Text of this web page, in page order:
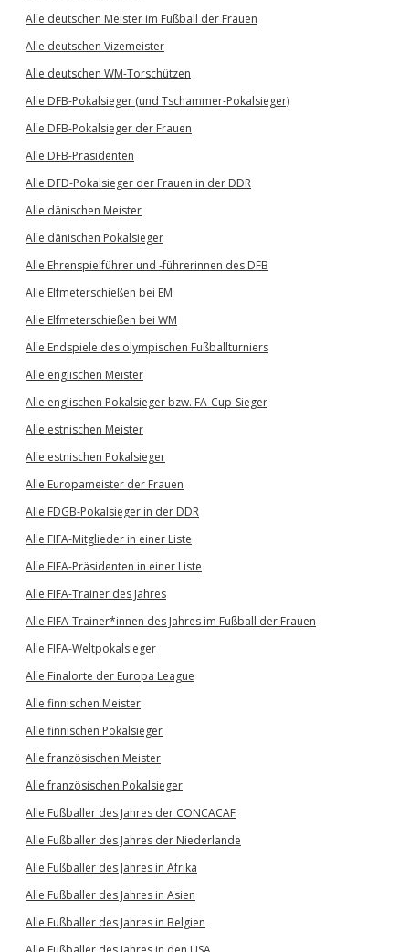
Alle deutschen Meister im Fußball der Frauen
Alle deutschen Vizemeister
Alle deutschen WM-Torschützen
Alle DFB-Pokalsieger (und Tschammer-Pokalsieger)
Alle DFB-Pokalsieger der Frauen
Alle DFB-Präsidenten
Alle DFD-Pokalsieger der Frauen in der DDR
Alle dänischen Meister
Alle dänischen Pokalsieger
Alle Ehrenspielführer und -führerinnen des DFB
Alle Elfmeterschießen bei EM
Alle Elfmeterschießen bei WM
Alle Endspiele des olympischen Fußballturniers
Alle englischen Meister
Alle englischen Pokalsieger bzw. FA-Cup-Sieger
Alle estnischen Meister
Alle estnischen Pokalsieger
Alle Europameister der Frauen
Alle FDGB-Pokalsieger in der DDR
Alle FIFA-Mitglieder in einer Liste
Alle FIFA-Präsidenten in einer Liste
Alle FIFA-Trainer des Jahres
Alle FIFA-Trainer*innen des Jahres im Fußball der Frauen
Alle FIFA-Weltpokalsieger
Alle Finalorte der Europa League
Alle finnischen Meister
Alle finnischen Pokalsieger
Alle französischen Meister
Alle französischen Pokalsieger
Alle Fußballer des Jahres der CONCACAF
Alle Fußballer des Jahres der Niederlande
Alle Fußballer des Jahres in Afrika
Alle Fußballer des Jahres in Asien
Alle Fußballer des Jahres in Belgien